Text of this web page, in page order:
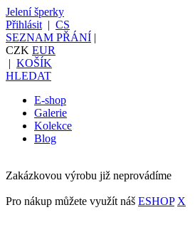
Jelení šperky
Přihlásit | CS
SEZNAM PŘÁNÍ |
CZK EUR
| KOŠÍK
HLEDAT
E-shop
Galerie
Kolekce
Blog
Zakázkovou výrobu již neprovádíme
Pro nákup můžete využít náš ESHOP X